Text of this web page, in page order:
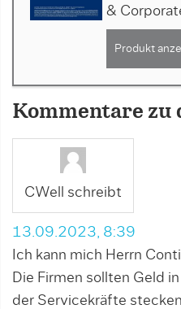
&
Produkt
Kommentare zu
CWell schreibt
13.09.2023, 8:39
Ich kann mich Herrn
Die Firmen sollten Geld
der Servicekräfte